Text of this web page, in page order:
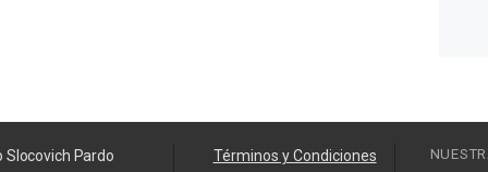
Slocovich Pardo Términos y Condiciones